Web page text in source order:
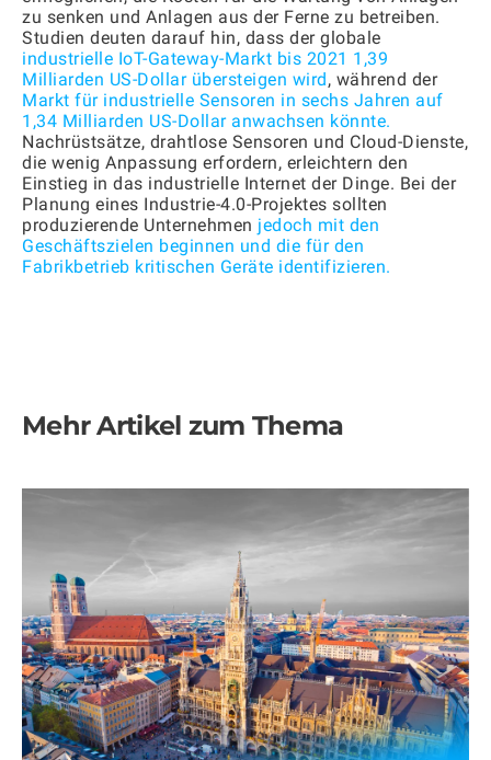
zu senken und Anlagen aus der Ferne zu betreiben.
Studien deuten darauf hin, dass der globale
industrielle IoT-Gateway-Markt bis 2021 1,39
Milliarden US-Dollar übersteigen wird, während der
Markt für industrielle Sensoren in sechs Jahren auf
1,34 Milliarden US-Dollar anwachsen könnte.
Nachrüstsätze, drahtlose Sensoren und Cloud-Dienste,
die wenig Anpassung erfordern, erleichtern den
Einstieg in das industrielle Internet der Dinge. Bei der
Planung eines Industrie-4.0-Projektes sollten
produzierende Unternehmen jedoch mit den
Geschäftszielen beginnen und die für den
Fabrikbetrieb kritischen Geräte identifizieren.
Mehr Artikel zum Thema